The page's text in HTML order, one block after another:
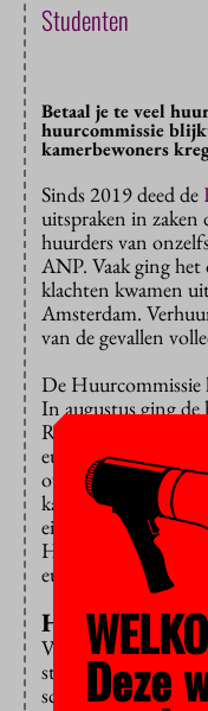
Studenten
Betaal je te veel
huurcommissie
kamerbewoners
Sinds 2019 deed de
uitspraken in zaken
huurders van
ANP. Vaak ging het
klachten kwamen
Amsterdam.
van de gevallen
De Huurcommissie
In augustus ging
Rotterdam omlaag
euro per maand.
over betwiste
kamer in Nijmegen
eindafrekening van
Huurcommissie
euro had moeten zijn.
Huiverig
Volgens de
studenten huiverig
schakelen. Ze
Deze